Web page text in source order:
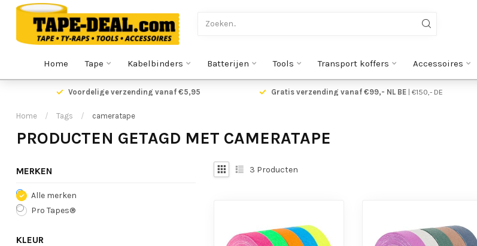
Home Tape Kabelbinders Batterijen Tools Transport koffers Accessoires
Voordelige verzending vanaf €5,95 Gratis verzending vanaf €99,- NL BE| €150,- DE
Home / Tags / cameratape
PRODUCTEN GETAGD MET CAMERATAPE
MERKEN
Alle merken
Pro Tapes®
KLEUR
3 Producten